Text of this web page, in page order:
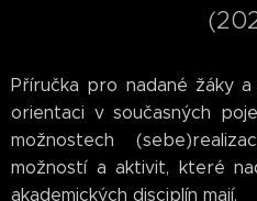
Příručka pro nadané žáky
orientaci v současných
možnostech
možností a aktivit, které
akademických disciplín mají.